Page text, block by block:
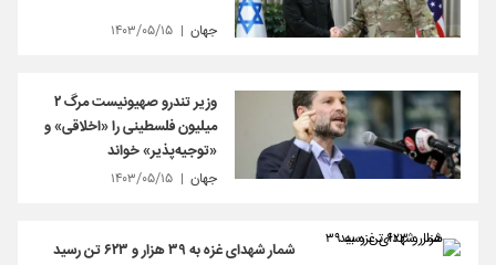
جهان ۱۴۰۳/۰۵/۱۵
وزیر تندرو صهیونیست مرگ ۲
میلیون فلسطینی را «اخلاقی» و
«توجیه‌پذیر» خواند
جهان ۱۴۰۳/۰۵/۱۵
شمار شهدای غزه به ۳۹ هزار و ۶۲۳ تن رسید